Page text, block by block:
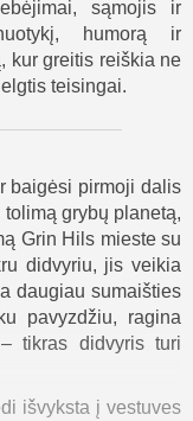
sąmojis ir
humorą ir
kur greitis reiškia ne
teisingai.
baigėsi pirmoji dalis
grybų planetą,
Grin Hils mieste su
didvyriu, jis veikia
daugiau sumaišties
pavyzdžiu, ragina
tikras didvyris turi
išvyksta į vestuves